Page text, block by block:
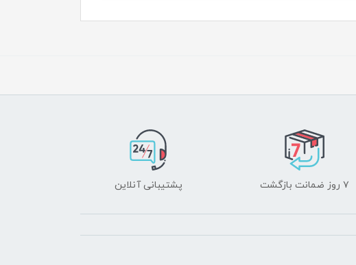
۷ روز ضمانت بازگشت پشتیبانی آنلاین